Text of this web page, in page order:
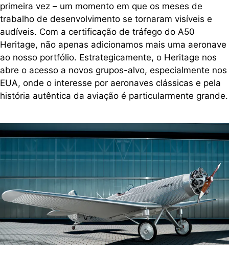
primeira vez – um momento em que os meses de
trabalho de desenvolvimento se tornaram visíveis e
audíveis. Com a certificação de tráfego do A50
Heritage, não apenas adicionamos mais uma aeronave
ao nosso portfólio. Estrategicamente, o Heritage nos
abre o acesso a novos grupos-alvo, especialmente nos
EUA, onde o interesse por aeronaves clássicas e pela
história autêntica da aviação é particularmente grande.